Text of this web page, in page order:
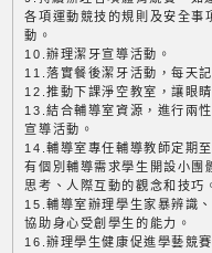
各項運動競技的規則及安全事
動。
10.辦理潔牙宣導活動。
11.落實餐後潔牙活動，每天
12.推動下課淨空教室，讓眼
13.結合輔導室資源，進行兩
宣導活動。
14.輔導室專任輔導教師定期
有個別輔導需求學生開設小團
思考、人際互動的觀念和技巧
15.輔導室辦理學生家暴辨識
協助身心受創學生的能力。
16.辦理學生健康促進學藝競